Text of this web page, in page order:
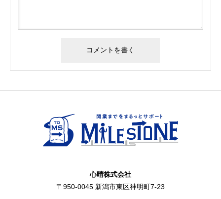
心晴株式会社
〒950-0045 新潟市東区神明町7-23